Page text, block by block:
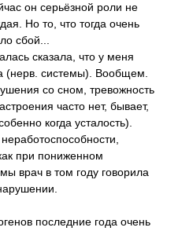
он серьёзной роли не
Но то, что тогда очень
сбой...
сказала, что у меня
(нерв. системы). Вообщем.
со сном, тревожность
часто нет, бывает,
когда усталость).
при пониженном
врач в том году говорила
последние года очень